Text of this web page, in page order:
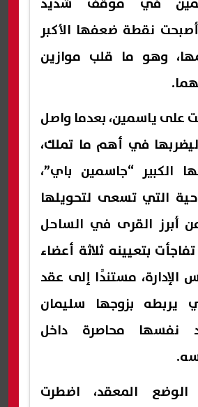
نقطة ضعفها الأكبر
وهو ما قلب موازين
على ياسمين، بعدما واصل
ليضربها في أهم ما تملك،
الكبير “جاسمين باي”،
التي تسعى لتحويلها
أبرز القرى في الساحل
بتعيينه ثلاثة أعضاء
مستندًا إلى عقد
يربطه بزوجها سليمان
نفسها محاصرة داخل
المعقد، اضطرت